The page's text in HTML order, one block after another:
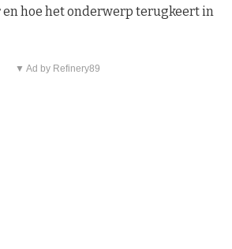
hoe het onderwerp terugkeert in
▼ Ad by Refinery89